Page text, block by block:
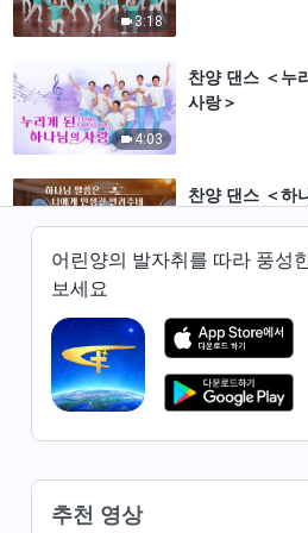
3:18
4:03
찬양 댄스 ＜누
사랑＞
3:30
찬양 댄스 ＜하
3:36
찬양 댄스 ＜전
사람의 사랑 받
네＞
어린양의 발자취를 따라 풍성
보세요
추천 영상